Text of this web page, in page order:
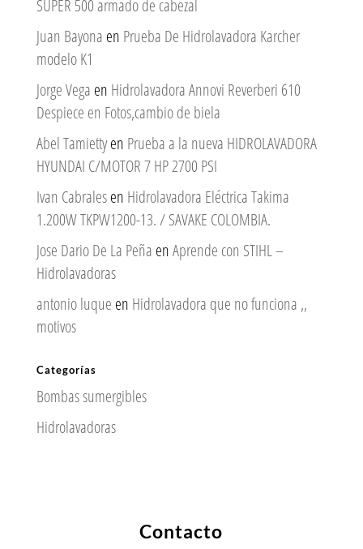
SUPER 500 armado de cabezal
Juan Bayona en Prueba De Hidrolavadora Karcher
modelo K1
Jorge Vega en Hidrolavadora Annovi Reverberi 610
Despiece en Fotos,cambio de biela
Abel Tamiettyen Prueba a la nueva HIDROLAVADORA
HYUNDAI C/MOTOR 7 HP 2700 PSI
Ivan Cabralesen Hidrolavadora Eléctrica Takima
1.200W TKPW1200-13. / SAVAKE COLOMBIA.
Jose Dario De La Peña enAprende con STIHL –
Hidrolavadoras
antonio luque en Hidrolavadora que no funciona ,,
motivos
Categorías
Bombas sumergibles
Hidrolavadoras
Contacto